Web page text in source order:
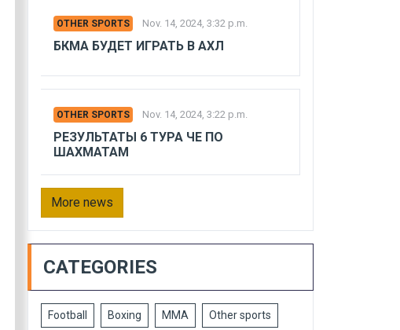
OTHER SPORTS Nov. 14, 2024, 3:32 p.m.
БКМА БУДЕТ ИГРАТЬ В АХЛ
OTHER SPORTS Nov. 14, 2024, 3:22 p.m.
РЕЗУЛЬТАТЫ 6 ТУРА ЧЕ ПО
ШАХМАТАМ
More news
CATEGORIES
Football Boxing MMA Other sports